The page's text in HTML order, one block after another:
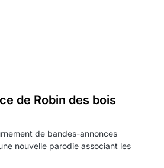
de Robin des bois
de bandes-annonces
nouvelle parodie associant les